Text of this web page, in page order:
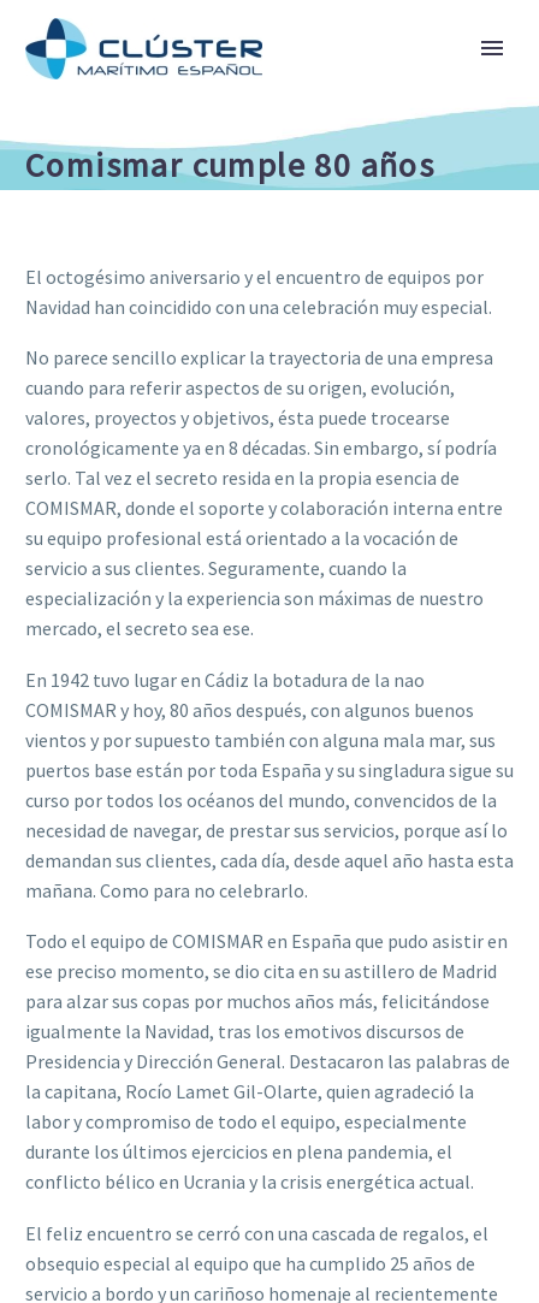
Comismar cumple 80 años
El octogésimo aniversario y el encuentro de equipos por
Navidad han coincidido con una celebración muy especial.
No parece sencillo explicar la trayectoria de una empresa
cuando para referir aspectos de su origen, evolución,
valores, proyectos y objetivos, ésta puede trocearse
cronológicamente ya en 8 décadas. Sin embargo, sí podría
serlo. Tal vez el secreto resida en la propia esencia de
COMISMAR, donde el soporte y colaboración interna entre
su equipo profesional está orientado a la vocación de
servicio a sus clientes. Seguramente, cuando la
especialización y la experiencia son máximas de nuestro
mercado, el secreto sea ese.
En 1942 tuvo lugar en Cádiz la botadura de la nao
COMISMAR y hoy, 80 años después, con algunos buenos
vientos y por supuesto también con alguna mala mar, sus
puertos base están por toda España y su singladura sigue su
curso por todos los océanos del mundo, convencidos de la
necesidad de navegar, de prestar sus servicios, porque así lo
demandan sus clientes, cada día, desde aquel año hasta esta
mañana. Como para no celebrarlo.
Todo el equipo de COMISMAR en España que pudo asistir en
ese preciso momento, se dio cita en su astillero de Madrid
para alzar sus copas por muchos años más, felicitándose
igualmente la Navidad, tras los emotivos discursos de
Presidencia y Dirección General. Destacaron las palabras de
la capitana, Rocío Lamet Gil-Olarte, quien agradeció la
labor y compromiso de todo el equipo, especialmente
durante los últimos ejercicios en plena pandemia, el
conflicto bélico en Ucrania y la crisis energética actual.
El feliz encuentro se cerró con una cascada de regalos, el
obsequio especial al equipo que ha cumplido 25 años de
servicio a bordo y un cariñoso homenaje al recientemente